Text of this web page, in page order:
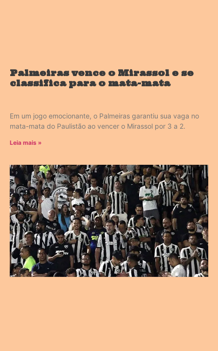
Palmeiras vence o Mirassol e se
classifica para o mata-mata
Em um jogo emocionante, o Palmeiras garantiu sua vaga no
mata-mata do Paulistão ao vencer o Mirassol por 3 a 2.
Leia mais »